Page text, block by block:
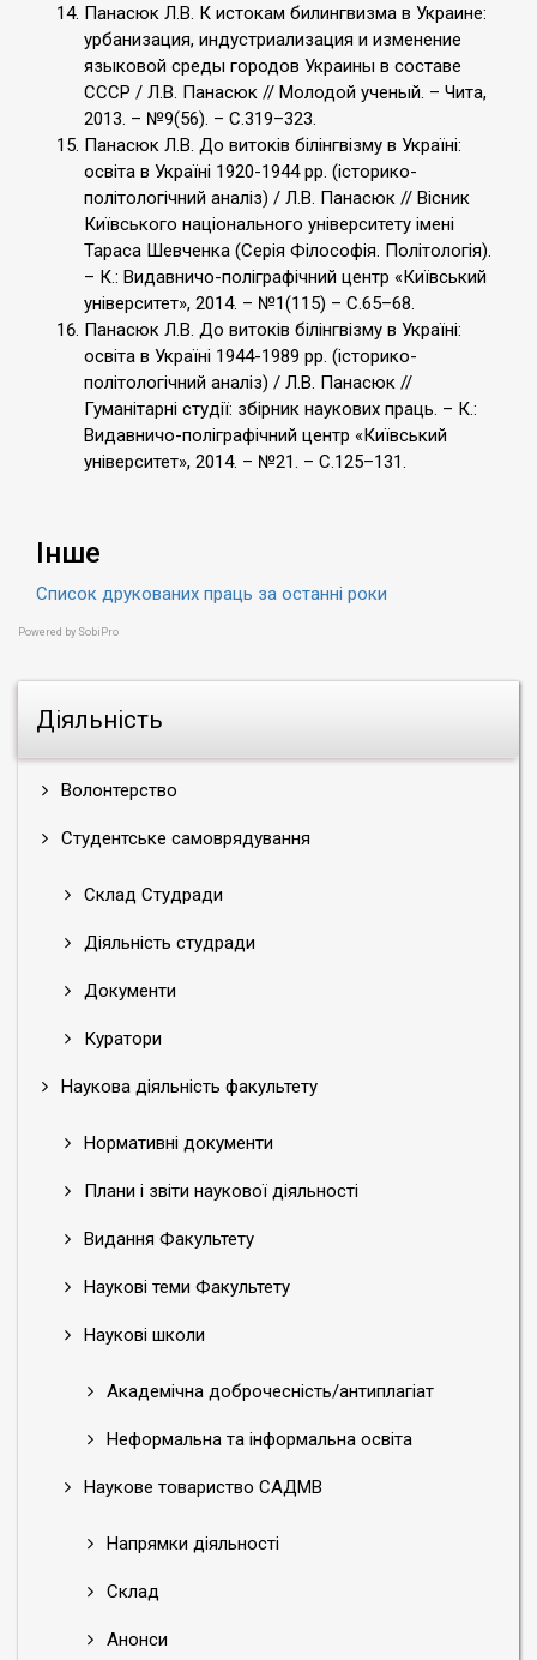
Діяльність
Волонтерство
Студентське самоврядування
Склад Студради
Діяльність студради
Документи
Куратори
Наукова діяльність факультету
Нормативні документи
Плани і звіти наукової діяльності
Видання Факультету
Наукові теми Факультету
Наукові школи
Академічна доброчесність/антиплагіат
Неформальна та інформальна освіта
Наукове товариство САДМВ
Напрямки діяльності
Склад
Анонси
Панасюк Л.В. К истокам билингвизма в Украине:
урбанизация, индустриализация и изменение
языковой среды городов Украины в составе
СССР / Л.В. Панасюк // Молодой ученый. – Чита,
2013. – №9(56). – С.319–323.
Панасюк Л.В. До витоків білінгвізму в Україні:
освіта в Україні 1920-1944 рр. (історико-
політологічний аналіз) / Л.В. Панасюк // Вісник
Київського національного університету імені
Тараса Шевченка (Серія Філософія. Політологія).
– К.: Видавничо-поліграфічний центр «Київський
університет», 2014. – №1(115) – С.65–68.
Панасюк Л.В. До витоків білінгвізму в Україні:
освіта в Україні 1944-1989 рр. (історико-
політологічний аналіз) / Л.В. Панасюк //
Гуманітарні студії: збірник наукових праць. – К.:
Видавничо-поліграфічний центр «Київський
університет», 2014. – №21. – С.125–131.
Інше
Список друкованих праць за останні роки
Powered by SobiPro